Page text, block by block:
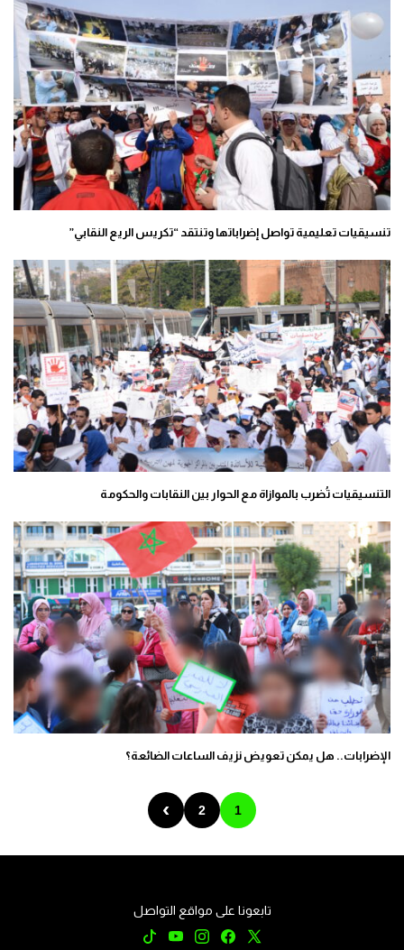
تنسيقيات تعليمية تواصل إضراباتها وتنتقد “تكريس الريع النقابي”
التنسيقيات تُضرب بالموازاة مع الحوار بين النقابات والحكومة
الإضرابات.. هل يمكن تعويض نزيف الساعات الضائعة؟
1
2
›
تابعونا على مواقع التواصل